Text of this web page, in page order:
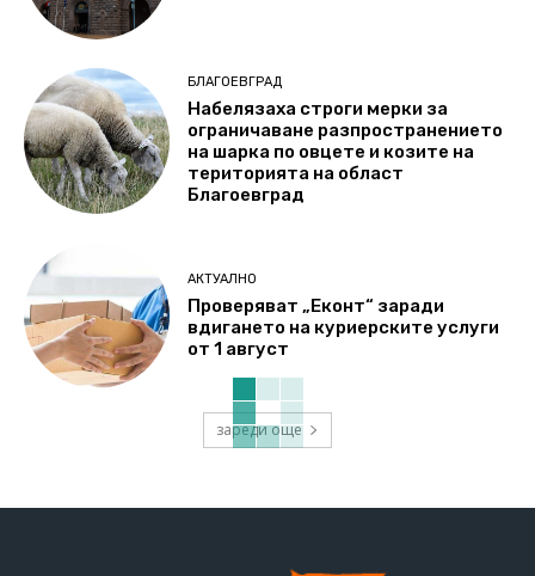
БЛАГОЕВГРАД
Набелязаха строги мерки за
ограничаване разпространението
на шарка по овцете и козите на
територията на област
Благоевград
АКТУАЛНО
Проверяват „Еконт“ заради
вдигането на куриерските услуги
от 1 август
зареди още